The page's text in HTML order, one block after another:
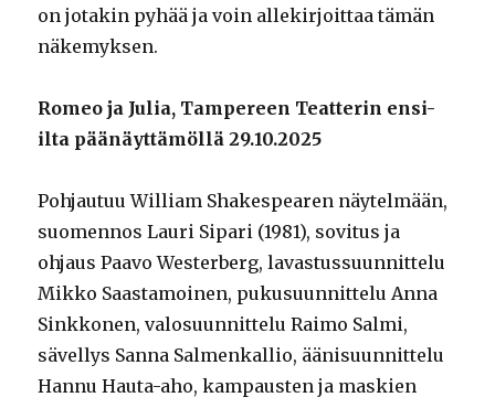
on jotakin pyhää ja voin allekirjoittaa tämän
näkemyksen.
Romeo ja Julia, Tampereen Teatterin ensi-
ilta päänäyttämöllä 29.10.2025
Pohjautuu William Shakespearen näytelmään,
suomennos Lauri Sipari (1981), sovitus ja
ohjaus Paavo Westerberg, lavastussuunnittelu
Mikko Saastamoinen, pukusuunnittelu Anna
Sinkkonen, valosuunnittelu Raimo Salmi,
sävellys Sanna Salmenkallio, äänisuunnittelu
Hannu Hauta-aho, kampausten ja maskien